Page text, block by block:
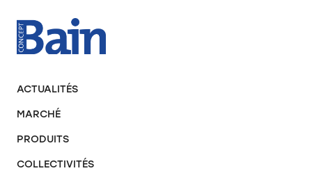
ACTUALITÉS
MARCHÉ
PRODUITS
COLLECTIVITÉS